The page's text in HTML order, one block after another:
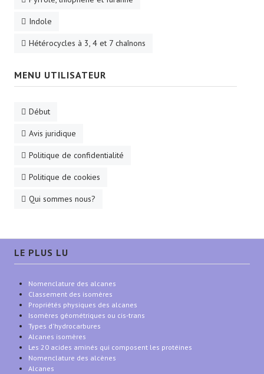
Indole
Hétérocycles à 3, 4 et 7 chaînons
MENU UTILISATEUR
Début
Avis juridique
Politique de confidentialité
Politique de cookies
Qui sommes nous?
LE PLUS LU
Nomenclature des alcanes
Classement des isomères
Propriétés physiques des alcanes
Isomères géométriques ou cis-trans
Types d'hydrocarbures
Alcanes isomères
Les 20 acides aminés qui composent les protéines
Nomenclature des alcènes
Alcanes